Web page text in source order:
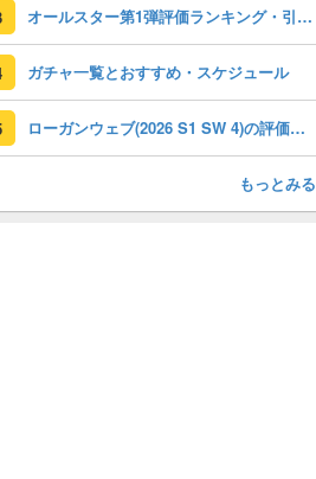
オールスター第1弾評価ランキング・引くべき？
ガチャ一覧とおすすめ・スケジュール
ローガンウェブ(2026 S1 SW 4)の評価とステータス
もっとみる